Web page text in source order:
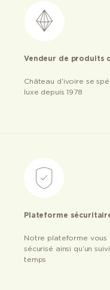
Vendeur de produits
Château d’ivoire se
luxe depuis 1978
Plateforme
Notre plateforme
sécurisé ainsi qu’un
temps